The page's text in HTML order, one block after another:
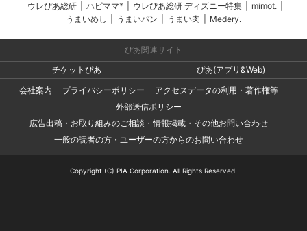
ウレぴあ総研 ハピママ* ウレぴあ総研 ディズニー特集 mimot.
うまいめし
うまいパン うまい肉 Medery.
ぴあ関連サイト
チケットぴあ
ぴあ(アプリ&Web)
会社案内
プライバシーポリシー
アクセスデータの利用・著作権等
外部送信ポリシー
広告出稿・お取り組みのご相談・情報掲載・その他お問い合わせ
一般の読者の方・ユーザーの方からのお問い合わせ
Copyright (C) PIA Corporation. All Rights Reserved.